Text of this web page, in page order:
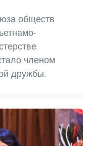
обществ
членом
дружбы.